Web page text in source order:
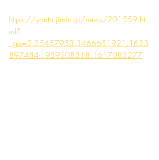
https://youth.jimin.jp/news/201559.ht
ml?
_ga=2.35457953.1466651921.1623
897484-1939508318.1617083277